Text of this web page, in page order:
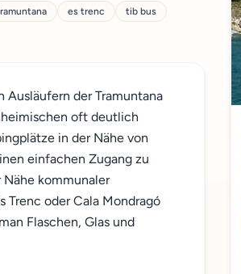
es trenc
tib bus
Ausläufern der Tramuntana
oft deutlich
in der Nähe von
einfachen Zugang zu
kommunaler
Trenc oder Cala Mondragó
Flaschen, Glas und